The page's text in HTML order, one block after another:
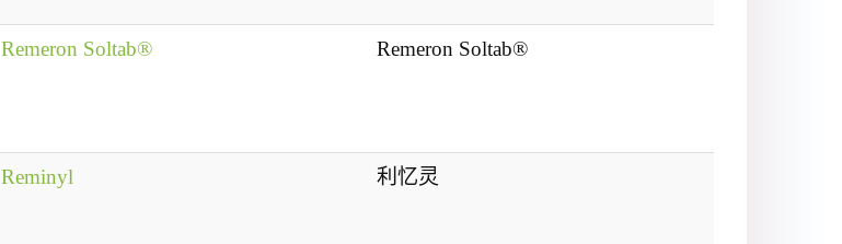
Remeron Soltab® Remeron Soltab®
Reminyl 利忆灵